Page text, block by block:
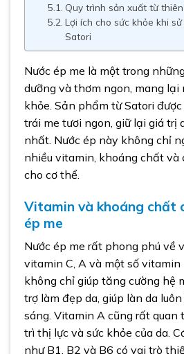
Quy trình sản xuất từ
Lợi ích cho sức khỏe khi
Satori
Nước ép me là một trong
dưỡng và thơm ngon, mang lại
khỏe. Sản phẩm từ Satori
trái me tươi ngon, giữ lại giá trị
nhất. Nước ép này không chỉ
nhiều vitamin, khoáng chất và
cho cơ thể.
Vitamin và khoáng chất
ép me
Nước ép me rất phong phú về
vitamin C, A và một số vitamin
không chỉ giúp tăng cường hệ
trợ làm đẹp da, giúp làn da
sáng. Vitamin A cũng rất quan
trì thị lực và sức khỏe của da.
như B1, B2 và B6 có vai trò